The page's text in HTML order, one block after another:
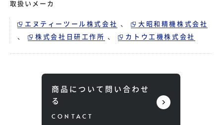
取扱いメーカ
エヌティーツール株式会社 、
大昭和精機株式会社
、
株式会社日研工作所 、 カトウ工機株式会社
商品について問い合わせ
る